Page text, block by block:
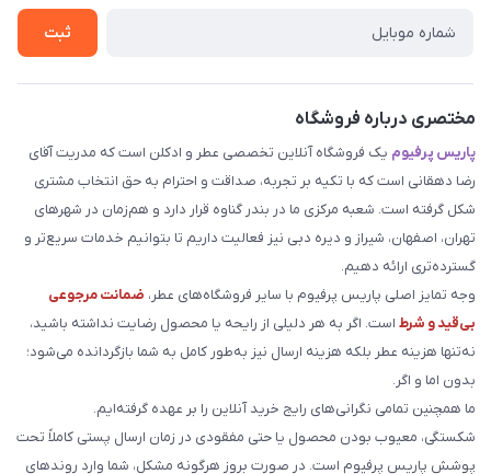
ثبت
مختصری درباره فروشگاه
پاریس پرفیوم یک فروشگاه آنلاین تخصصی عطر و ادکلن است که مدریت آقای
رضا دهقانی است که با تکیه بر تجربه، صداقت و احترام به حق انتخاب مشتری
شکل گرفته است. شعبه مرکزی ما در بندر گناوه قرار دارد و هم‌زمان در شهرهای
تهران، اصفهان، شیراز و دیره دبی نیز فعالیت داریم تا بتوانیم خدمات سریع‌تر و
گسترده‌تری ارائه دهیم.
وجه تمایز اصلی پاریس پرفیوم با سایر فروشگاه‌های عطر، ضمانت مرجوعی
بی‌قید و شرط است. اگر به هر دلیلی از رایحه یا محصول رضایت نداشته باشید،
نه‌تنها هزینه عطر بلکه هزینه ارسال نیز به‌طور کامل به شما بازگردانده می‌شود؛
بدون اما و اگر.
ما همچنین تمامی نگرانی‌های رایج خرید آنلاین را بر عهده گرفته‌ایم.
شکستگی، معیوب بودن محصول یا حتی مفقودی در زمان ارسال پستی کاملاً تحت
پوشش پاریس پرفیوم است. در صورت بروز هرگونه مشکل، شما وارد روندهای